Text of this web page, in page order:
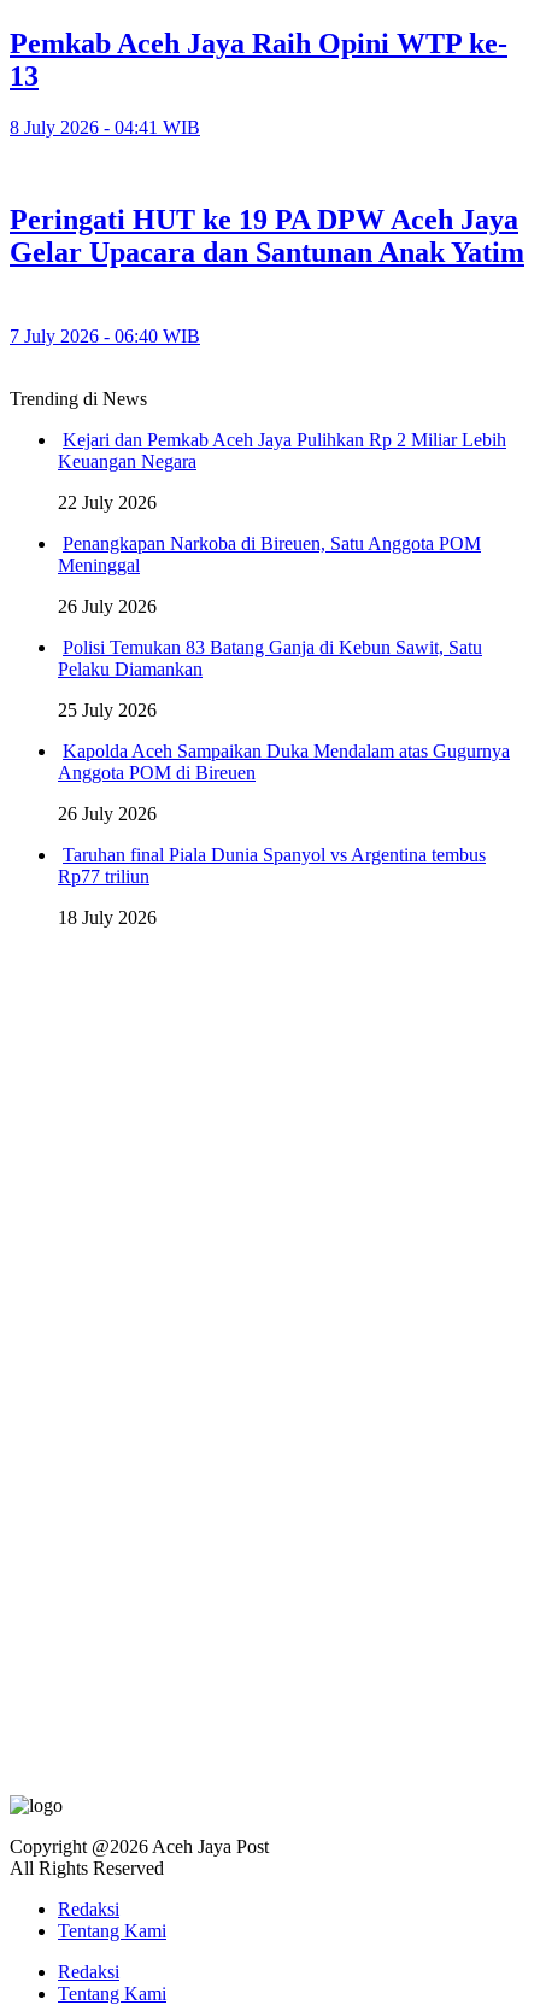
Pemkab Aceh Jaya Raih Opini WTP ke-
13
8 July 2026 - 04:41 WIB
Peringati HUT ke 19 PA DPW Aceh Jaya
Gelar Upacara dan Santunan Anak Yatim
7 July 2026 - 06:40 WIB
Trending di News
Kejari dan Pemkab Aceh Jaya Pulihkan Rp 2 Miliar Lebih
Keuangan Negara
22 July 2026
Penangkapan Narkoba di Bireuen, Satu Anggota POM
Meninggal
26 July 2026
Polisi Temukan 83 Batang Ganja di Kebun Sawit, Satu
Pelaku Diamankan
25 July 2026
Kapolda Aceh Sampaikan Duka Mendalam atas Gugurnya
Anggota POM di Bireuen
26 July 2026
Taruhan final Piala Dunia Spanyol vs Argentina tembus
Rp77 triliun
18 July 2026
Copyright @2026 Aceh Jaya Post
All Rights Reserved
Redaksi
Tentang Kami
Redaksi
Tentang Kami